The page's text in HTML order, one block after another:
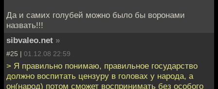
Да и самих голубей можно было бы воронами
назвать!!!
sibvaleo.net »
#25 | 01.12.08 22:59
> Я правильно понимаю, правильное государство
должно воспитать цензуру в головах у народа, а
он(народ) потом сможет воспринимать без особого